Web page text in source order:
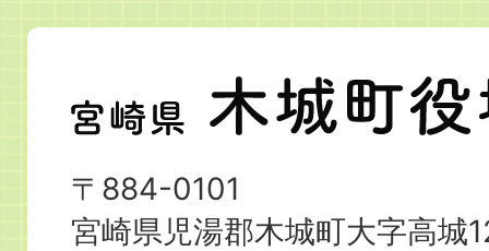
宮
崎
県
木
〒884-0101
宮崎県児湯郡木城町大字高城